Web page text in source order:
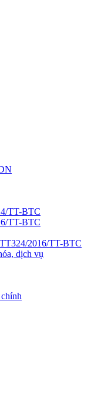
TT-BTC
TT-BTC
2016/TT-BTC
dịch vụ